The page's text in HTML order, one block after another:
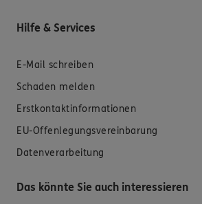
Hilfe & Services
E-Mail schreiben
Schaden melden
Erstkontaktinformationen
EU-Offenlegungsvereinbarung
Datenverarbeitung
Das könnte Sie auch interessieren